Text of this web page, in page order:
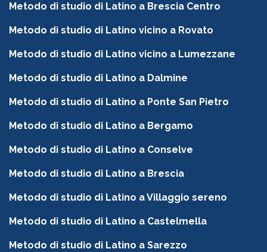
Metodo di studio di Latino a Brescia Centro
Metodo di studio di Latino vicino a Rovato
Metodo di studio di Latino vicino a Lumezzane
Metodo di studio di Latino a Dalmine
Metodo di studio di Latino a Ponte San Pietro
Metodo di studio di Latino a Bergamo
Metodo di studio di Latino a Conselve
Metodo di studio di Latino a Brescia
Metodo di studio di Latino a Villaggio sereno
Metodo di studio di Latino a Castelmella
Metodo di studio di Latino a Sarezzo